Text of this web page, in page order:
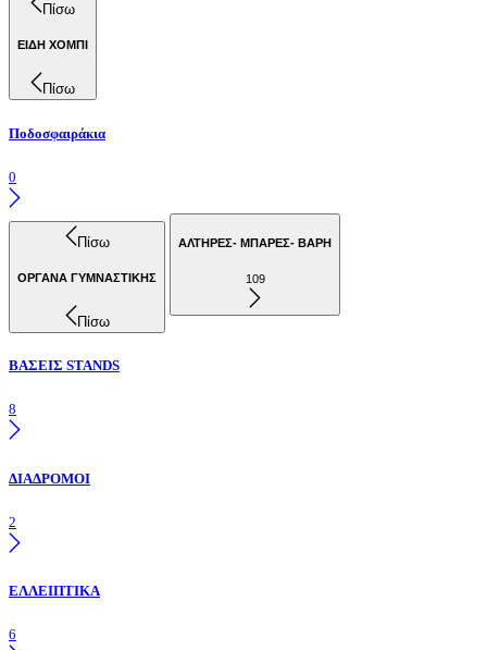
Πίσω
ΕΙΔΗ ΧΟΜΠΙ
Πίσω
Ποδοσφαιράκια
0
Πίσω
ΟΡΓΑΝΑ ΓΥΜΝΑΣΤΙΚΗΣ
Πίσω
ΑΛΤΗΡΕΣ- ΜΠΑΡΕΣ- ΒΑΡΗ
109
ΒΑΣΕΙΣ STANDS
8
ΔΙΑΔΡΟΜΟΙ
2
ΕΛΛΕΙΠΤΙΚΑ
6